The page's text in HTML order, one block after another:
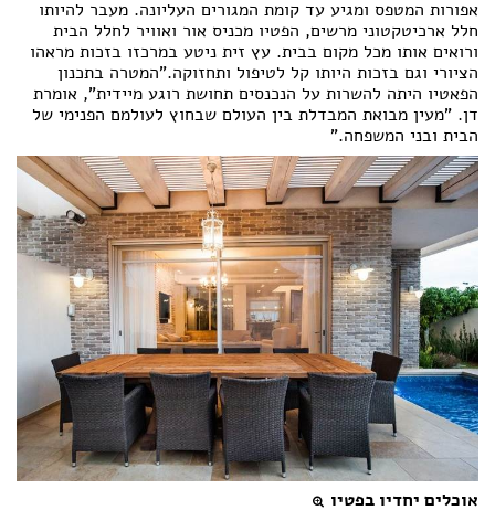
אפורות המטפס ומגיע עד קומת המגורים העליונה. מעבר להיותו
חלל ארכיטקטוני מרשים, הפטיו מכניס אור ואוויר לחלל הבית
ורואים אותו מכל מקום בבית. עץ זית ניטע במרכזו בזכות מראהו
הציורי וגם בזכות היותו קל לטיפול ותחזוקה."המטרה בתכנון
הפאטיו היתה להשרות על הנכנסים תחושת רוגע מיידית", אומרת
דן. "מעין מבואת המבדלת בין העולם שבחוץ לעולמם הפנימי של
הבית ובני המשפחה."
אוכלים יחדיו בפטיו